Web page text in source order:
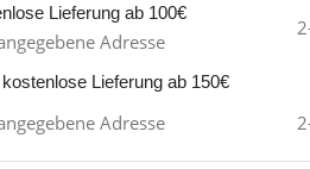
Lieferung ab 100€
Adresse
Lieferung ab 150€
Adresse